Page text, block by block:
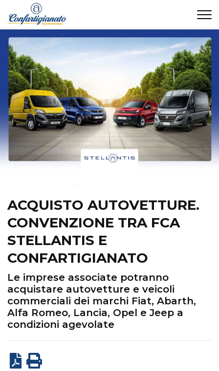
ACQUISTO AUTOVETTURE.
CONVENZIONE TRA FCA
STELLANTIS E
CONFARTIGIANATO
Le imprese associate potranno
acquistare autovetture e veicoli
commerciali dei marchi Fiat, Abarth,
Alfa Romeo, Lancia, Opel e Jeep a
condizioni agevolate